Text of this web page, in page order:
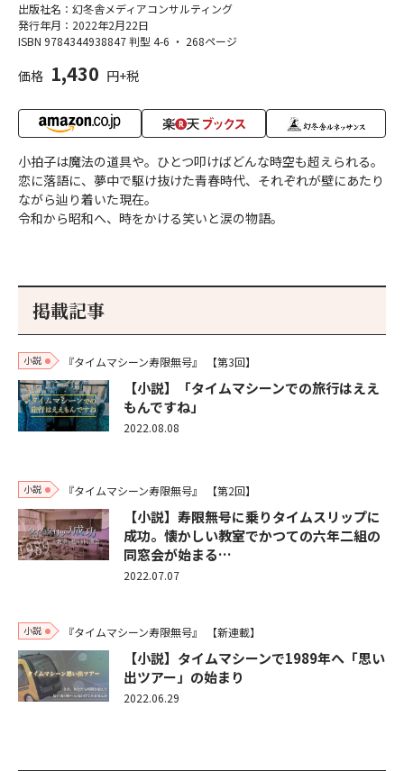
出版社名：幻冬舎メディアコンサルティング
発行年月：2022年2月22日
ISBN 9784344938847判型 4-6 ・ 268ページ
価格 1,430 円+税
小拍子は魔法の道具や。ひとつ叩けばどんな時空も超えられる。
恋に落語に、夢中で駆け抜けた青春時代、それぞれが壁にあたり
ながら辿り着いた現在。
令和から昭和へ、時をかける笑いと涙の物語。
掲載記事
小説 『タイムマシーン寿限無号』 【第3回】
【小説】「タイムマシーンでの旅行はええ
もんですね」
2022.08.08
小説 『タイムマシーン寿限無号』 【第2回】
【小説】寿限無号に乗りタイムスリップに
成功。懐かしい教室でかつての六年二組の
同窓会が始まる…
2022.07.07
小説 『タイムマシーン寿限無号』 【新連載】
【小説】タイムマシーンで1989年へ「思い
出ツアー」の始まり
2022.06.29